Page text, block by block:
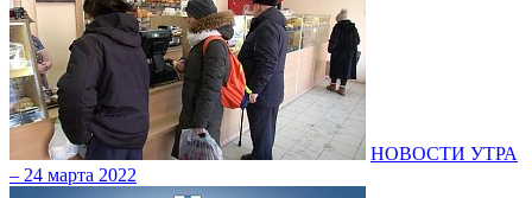
НОВОСТИ УТРА
– 24 марта 2022